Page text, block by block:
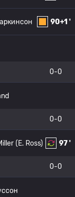
90+1 '
0-0
0-0
97 '
(E. Ross)
0-0